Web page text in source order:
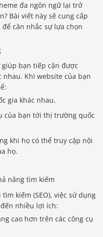
đa ngôn ngữ lại trở
Bài viết này sẽ cung cấp
cân nhắc sự lựa chọn
bạn tiếp cận được
Khi website của bạn
gia khác nhau.
của bạn tới thị trường quốc
khi họ có thể truy cập nội
họ.
năng tìm kiếm
kiếm (SEO), việc sử dụng
nhiều lợi ích:
cao hơn trên các công cụ